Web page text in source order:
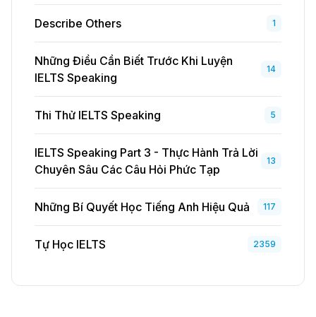
Describe Others 1
Những Điều Cần Biết Trước Khi Luyện
IELTS Speaking
14
Thi Thử IELTS Speaking 5
IELTS Speaking Part 3 - Thực Hành Trả Lời
Chuyên Sâu Các Câu Hỏi Phức Tạp
13
Những Bí Quyết Học Tiếng Anh Hiệu Quả 117
Tự Học IELTS 2359